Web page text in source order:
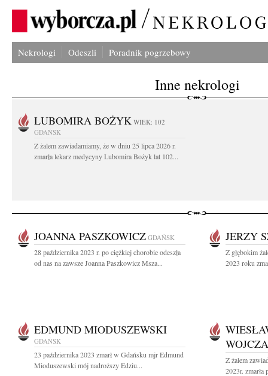
Nekrologi Odeszli Poradnik pogrzebowy
Inne nekrologi
LUBOMIRA BOŻYK WIEK: 102
GDAŃSK
Z żalem zawiadamiamy, że w dniu 25 lipca 2026 r.
zmarła lekarz medycyny Lubomira Bożyk lat 102...
JOANNA PASZKOWICZ GDAŃSK
28 października 2023 r. po ciężkiej chorobie odeszła
od nas na zawsze Joanna Paszkowicz Msza...
JERZY
Z głębokim
2023 roku
EDMUND MIODUSZEWSKI
GDAŃSK
23 października 2023 zmarł w Gdańsku mjr Edmund
Mioduszewski mój nadroższy Edziu...
Z żalem
2023r. zmarła